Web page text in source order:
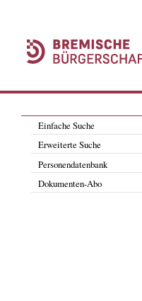
Einfache Suche
Erweiterte Suche
Personendatenbank
Dokumenten-Abo